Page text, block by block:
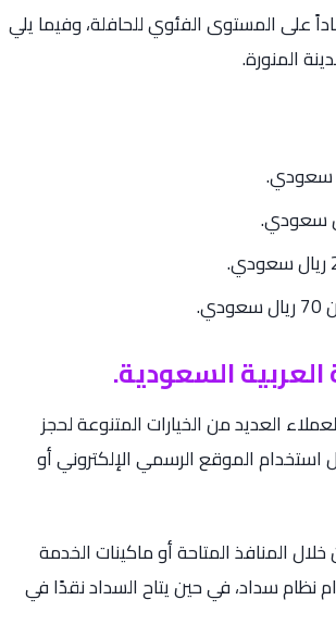
على المستوى الفئوي للحافلة، وفيما يلي
المنورة.
السعودية.
العديد من الخيارات المتنوعة لحجز
استخدام الموقع الرسمي الإلكتروني أو
المنافذ المتاحة أو ماكينات الخدمة
نظام سداد، في حين يتاح السداد نقدًا في